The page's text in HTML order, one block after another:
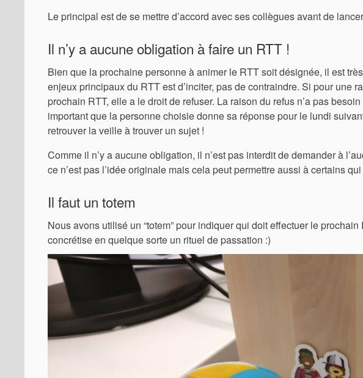
Le principal est de se mettre d’accord avec ses collègues avant de
Il n’y a aucune obligation à faire un RTT !
Bien que la prochaine personne à animer le RTT soit désignée, il est
enjeux principaux du RTT est d’inciter, pas de contraindre. Si pour une
prochain RTT, elle a le droit de refuser. La raison du refus n’a pas
important que la personne choisie donne sa réponse pour le lundi
retrouver la veille à trouver un sujet !
Comme il n’y a aucune obligation, il n’est pas interdit de demander à
ce n’est pas l’idée originale mais cela peut permettre aussi à certains
Il faut un totem
Nous avons utilisé un “totem” pour indiquer qui doit effectuer le
concrétise en quelque sorte un rituel de passation :)